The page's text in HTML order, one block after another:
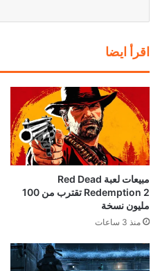
اقرأ ايضا
مبيعات لعبة Red Dead
Redemption 2 تقترب من 100
مليون نسخة
منذ 3 ساعات